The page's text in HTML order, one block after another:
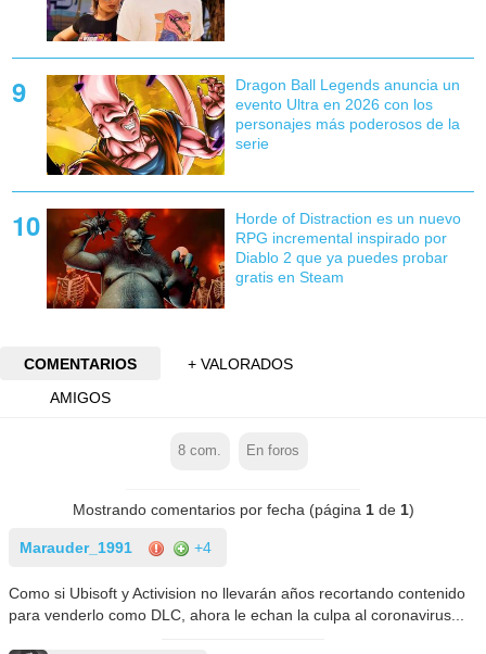
Dragon Ball Legends anuncia un
evento Ultra en 2026 con los
personajes más poderosos de la
serie
Horde of Distraction es un nuevo
RPG incremental inspirado por
Diablo 2 que ya puedes probar
gratis en Steam
COMENTARIOS
+ VALORADOS
AMIGOS
8 com. En foros
Mostrando comentarios por fecha (página 1de 1)
Marauder_1991 +4
Como si Ubisoft y Activision no llevarán años recortando contenido
para venderlo como DLC, ahora le echan la culpa al coronavirus...